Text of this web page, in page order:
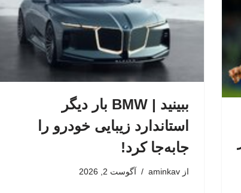
ببینید | BMW بار دیگر
استاندارد زیبایی خودرو را
جابه‌جا کرد!
از aminkav آگوست 2, 2026